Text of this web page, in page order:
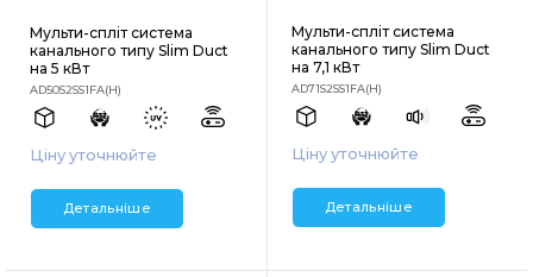
Мульти-спліт система
канального типу Slim Duct
на 5 кВт
AD50S2SS1FA(H)
Ціну уточнюйте
Детальніше
Мульти-спліт система
канального типу Slim Duct
на 7,1 кВт
AD71S2SS1FA(H)
Ціну уточнюйте
Детальніше